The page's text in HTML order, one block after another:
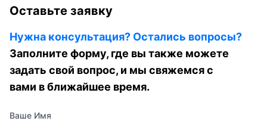
Оставьте заявку
Нужна консультация? Остались вопросы?
Заполните форму, где вы также можете
задать свой вопрос, и мы свяжемся с
вами в ближайшее время.
Ваше Имя